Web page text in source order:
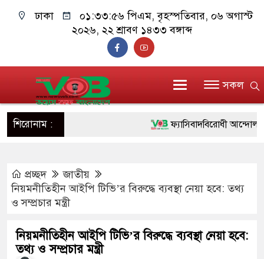
ঢাকা ০১:৩৩:৫৭ পিএম, বৃহস্পতিবার, ০৬ অগাস্ট
২০২৬, ২২ শ্রাবণ ১৪৩৩ বঙ্গাব্দ
সকল
শিরোনাম : ফ্যাসিবাদবিরোধী আন্দোলনে
প্রচ্ছদ
জাতীয়
নিয়মনীতিহীন আইপি টিভি’র বিরুদ্ধে ব্যবস্থা নেয়া হবে: তথ্য
ও সম্প্রচার মন্ত্রী
নিয়মনীতিহীন আইপি টিভি’র বিরুদ্ধে ব্যবস্থা নেয়া হবে:
তথ্য ও সম্প্রচার মন্ত্রী